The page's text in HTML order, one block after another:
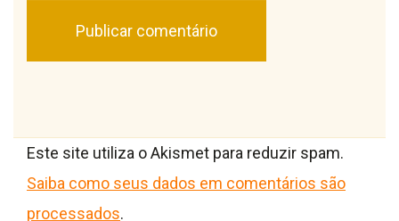
Este site utiliza o Akismet para reduzir spam.
Saiba como seus dados em comentários são
processados.